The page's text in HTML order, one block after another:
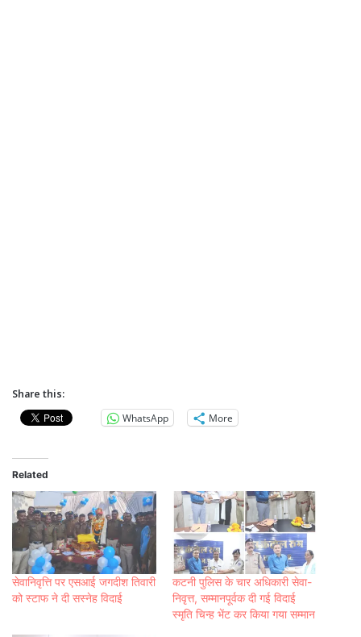
Share this:
WhatsApp
More
Related
सेवानिवृत्ति पर एसआई जगदीश तिवारी
को स्टाफ ने दी सस्नेह विदाई
कटनी पुलिस के चार अधिकारी सेवा-
निवृत्त, सम्मानपूर्वक दी गई विदाई
स्मृति चिन्ह भेंट कर किया गया सम्मान